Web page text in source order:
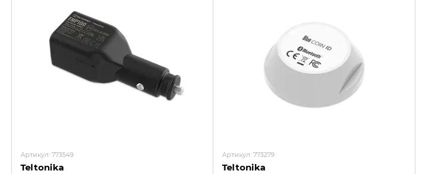
Артикул: 773549
Teltonika
Артикул: 773279
Teltonika